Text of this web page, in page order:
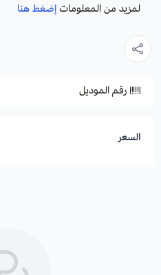
لمزيد من المعلوماتإضغط هنا
رقم الموديل
السعر